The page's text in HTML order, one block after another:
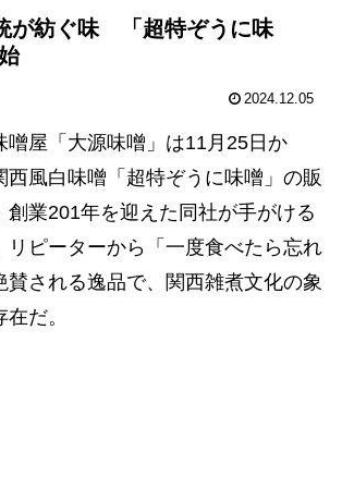
が紡ぐ味 「超特ぞうに味
2024.12.05
屋「大源味噌」は11月25日か
西風白味噌「超特ぞうに味噌」の販
創業201年を迎えた同社が手がける
リピーターから「一度食べたら忘れ
賛される逸品で、関西雑煮文化の象
だ。